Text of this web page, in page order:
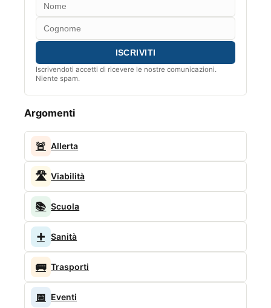
Iscrivendoti accetti di ricevere le nostre comunicazioni.
Niente spam.
Argomenti
🚨 Allerta
🛣️ Viabilità
📚 Scuola
➕ Sanità
🚌 Trasporti
📅 Eventi